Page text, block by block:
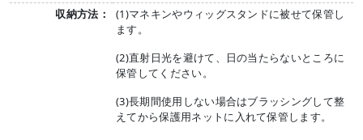
収納方法：
(1)マネキンやウィッグスタンドに被せて保管し
ます。
(2)直射日光を避けて、日の当たらないところに
保管してください。
(3)長期間使用しない場合はブラッシングして整
えてから保護用ネットに入れて保管します。